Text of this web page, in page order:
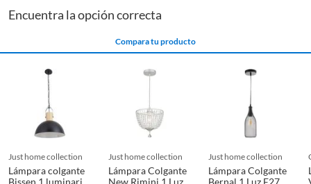
Encuentra la opción correcta
Compara tu producto
just home collection
Lámpara colgante
Bissen 1 luminaria
just home collection
Lámpara Colgante
New Rimini 1 Luz
just home collection
Lámpara Colgante
Bernal 1 Luz E27